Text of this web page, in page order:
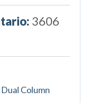
3606
Column